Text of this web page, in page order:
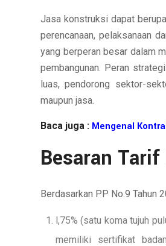
Jasa konstruksi dapat
perencanaan, pelaksanaan
yang berperan besar dalam
pembangunan. Peran
luas, pendorong sektor-
maupun jasa.
Baca juga : Mengenal
Besaran
Berdasarkan PP No.9 Tahun
l,75% (satu koma tujuh
memiliki sertifikat